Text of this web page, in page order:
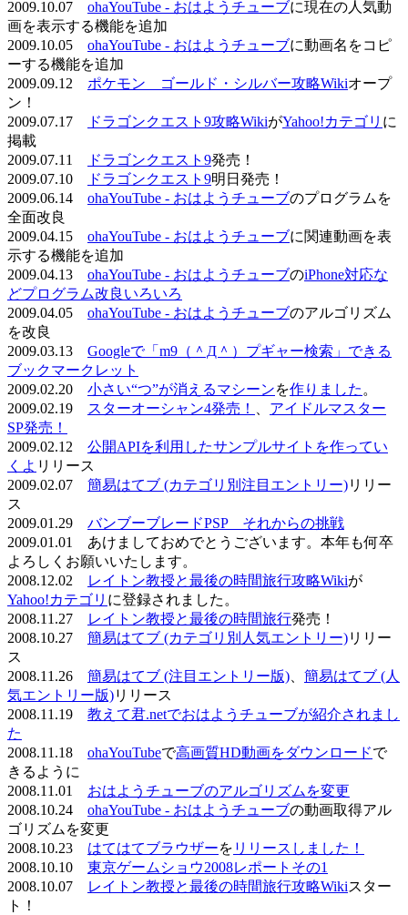
2009.10.07 ohaYouTube - おはようチューブに現在の人気動
画を表示する機能を追加
2009.10.05 ohaYouTube - おはようチューブに動画名をコピ
ーする機能を追加
2009.09.12 ポケモン ゴールド・シルバー攻略Wikiオープ
ン！
2009.07.17
ドラゴンクエスト9攻略WikiがYahoo!カテゴリ に
掲載
2009.07.11
ドラゴンクエスト9発売！
2009.07.10
ドラゴンクエスト9明日発売！
2009.06.14 ohaYouTube - おはようチューブのプログラムを
全面改良
2009.04.15 ohaYouTube - おはようチューブに関連動画を表
示する機能を追加
2009.04.13 ohaYouTube - おはようチューブのiPhone対応な
どプログラム改良いろいろ
2009.04.05 ohaYouTube - おはようチューブのアルゴリズム
を改良
2009.03.13 Googleで「m9（＾Д＾）プギャー検索」できる
ブックマークレット
2009.02.20 小さい“つ”が消えるマシーンを作りました 。
2009.02.19
スターオーシャン4発売！
アイドルマスター
SP発売！
2009.02.12 公開APIを利用したサンプルサイトを作ってい
くよ リリース
2009.02.07 簡易はてブ (カテゴリ別注目エントリー)リリー
ス
2009.01.29 バンブーブレードPSP それからの挑戦
2009.01.01 あけましておめでとうございます。本年も何卒
よろしくお願いいたします。
2008.12.02
レイトン教授と最後の時間旅行攻略Wikiが
Yahoo!カテゴリ に登録されました。
2008.11.27
レイトン教授と最後の時間旅行発売！
2008.10.27 簡易はてブ (カテゴリ別人気エントリー)リリー
ス
2008.11.26 簡易はてブ (注目エントリー版)
簡易はてブ (人
気エントリー版)リリース
2008.11.19 教えて君.netでおはようチューブが紹介されまし
た
2008.11.18 ohaYouTubeで高画質HD動画をダウンロードで
きるように
2008.11.01 おはようチューブのアルゴリズムを変更
2008.10.24 ohaYouTube - おはようチューブの動画取得アル
ゴリズムを変更
2008.10.23 はてはてブラウザーを リリースしました！
2008.10.10 東京ゲームショウ2008レポートその1
2008.10.07
レイトン教授と最後の時間旅行攻略Wikiスター
ト！